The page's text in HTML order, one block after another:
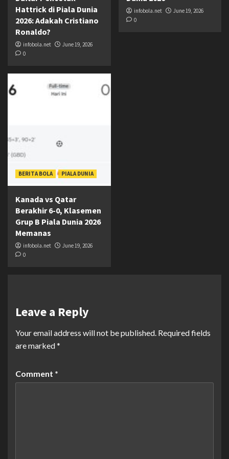
Hattrick di Piala Dunia
2026: Adakah Cristiano
Ronaldo?
infobola.net
June 19, 2026
0
infobola.net
June 19, 2026
0
BERITA BOLA PIALA DUNIA
Kanada vs Qatar
Berakhir 6-0, Klasemen
Grup B Piala Dunia 2026
Memanas
infobola.net
June 19, 2026
0
Leave a Reply
Your email address will not be published. Required fields
are marked*
Comment *